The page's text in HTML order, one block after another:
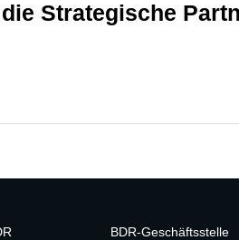
Strategische
BDR-Geschäftsstelle